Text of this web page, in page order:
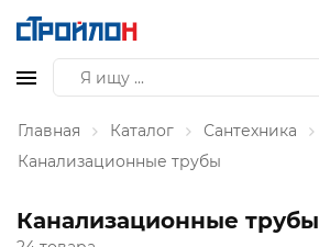
Главная Каталог Сантехника
Канализационные трубы
Канализационные трубы